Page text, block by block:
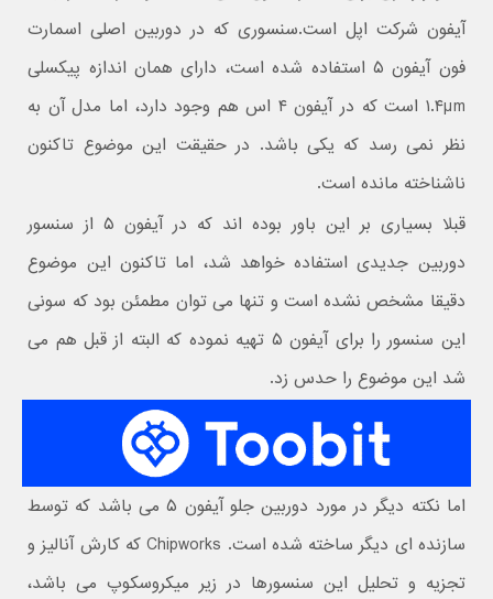
آیفون شرکت اپل است.سنسوری که در دوربین اصلی اسمارت
فون آیفون ۵ استفاده شده است، دارای همان اندازه پیکسلی
۱.۴µm است که در آیفون ۴ اس هم وجود دارد، اما مدل آن به
نظر نمی رسد که یکی باشد. در حقیقت این موضوع تاکنون
ناشناخته مانده است.
قبلا بسیاری بر این باور بوده اند که در آیفون ۵ از سنسور
دوربین جدیدی استفاده خواهد شد، اما تاکنون این موضوع
دقیقا مشخص نشده است و تنها می توان مطمئن بود که سونی
این سنسور را برای آیفون ۵ تهیه نموده که البته از قبل هم می
شد این موضوع را حدس زد.
اما نکته دیگر در مورد دوربین جلو آیفون ۵ می باشد که توسط
سازنده ای دیگر ساخته شده است. Chipworks که کارش آنالیز و
تجزیه و تحلیل این سنسورها در زیر میکروسکوپ می باشد،